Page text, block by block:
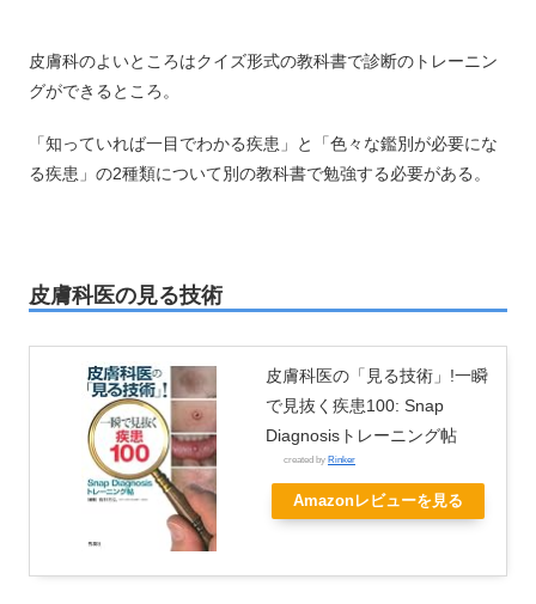
皮膚科のよいところはクイズ形式の教科書で診断のトレーニン
グができるところ。
「知っていれば一目でわかる疾患」と「色々な鑑別が必要にな
る疾患」の2種類について別の教科書で勉強する必要がある。
皮膚科医の見る技術
皮膚科医の「見る技術」!一瞬
で見抜く疾患100: Snap
Diagnosisトレーニング帖
created by Rinker
Amazonレビューを見る